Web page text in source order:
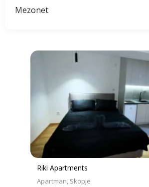
Mezonet
Riki Apartments
Apartman Skopje